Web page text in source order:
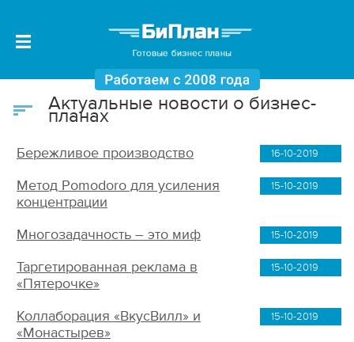
Актуальные новости о бизнес-
планах
16-10-2019
Бережливое производство
15-10-2019
Метод Pomodoro для усиления
концентрации
15-10-2019
Многозадачность – это миф
15-10-2019
Таргетированная реклама в
«Пятерочке»
15-10-2019
Коллаборация «ВкусВилл» и
«Монастырев»